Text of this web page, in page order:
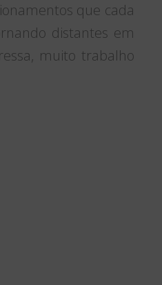
que cada
distantes em
muito trabalho